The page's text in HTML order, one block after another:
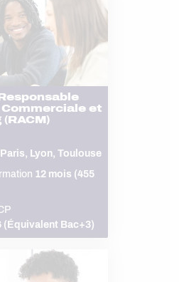
Commerciale et
Paris, Lyon, Toulouse
12 mois (455
(Équivalent Bac+3)